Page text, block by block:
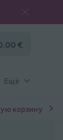
€
Ещё
корзину